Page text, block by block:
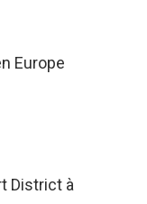
Europe
District à